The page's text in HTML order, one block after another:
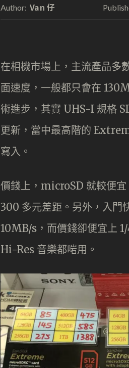
Author: Van 仔
在相機市場上，主流產品多
面速度，一般都只會在
術進步，其實 UHS-I 規格
更新，當中最高階的
寫入。
價錢上，microSD 就較便宜
300 多元差距。另外，入門
10MB/s，而價錢卻便宜上
Hi-Res 音樂都啱用。